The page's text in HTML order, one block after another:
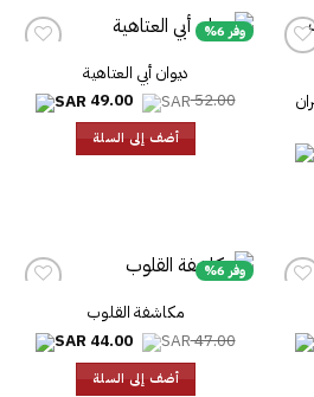
السعر
الحالي
وفر 6%
ديوان أبي العتاهية
52.00
السعر
هو:
52.00.
49.00 السعر
الحالي
أضف إلى السلة
السعر
الحالي
وفر 6%
مكاشفة القلوب
47.00
السعر
الأصلي
هو:
47.00.
44.00 السعر
الحالي
أضف إلى السلة